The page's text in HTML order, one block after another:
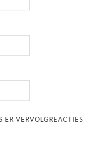
VERVOLGREACTIES